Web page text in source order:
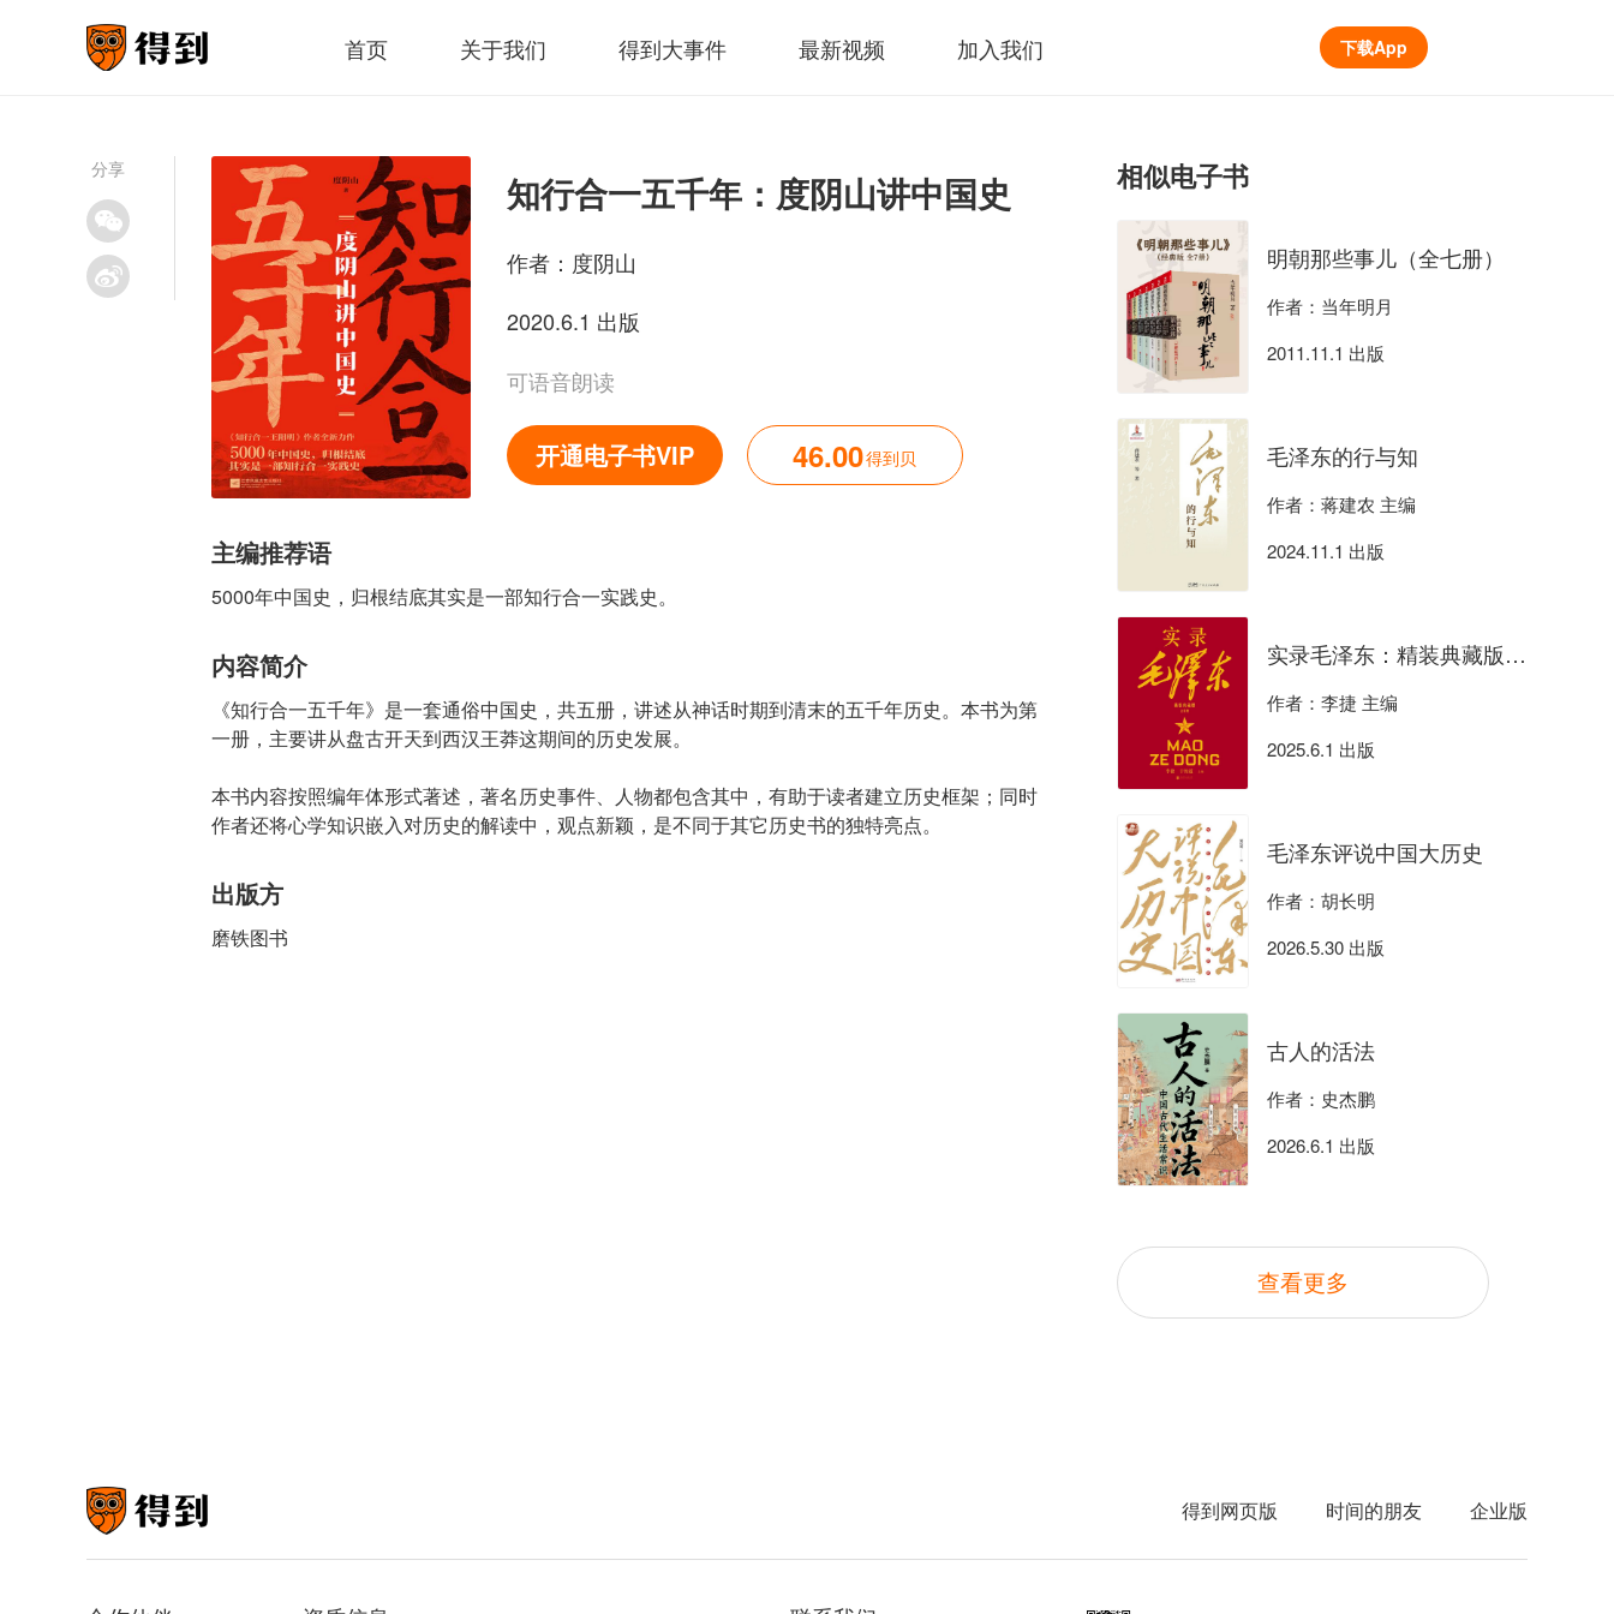
首页 关于我们 得到大事件 最新视频 加入我们 下载App
分享
知行合一五千年：度阴山讲中国史
作者： 度阴山
2020.6.1 出版
可语音朗读
开通电子书VIP 46.00得到贝
主编推荐语
5000年中国史，归根结底其实是一部知行合一实践史。
内容简介
《知行合一五千年》是一套通俗中国史，共五册，讲述从神话时期到清末的五千年历史。本书为第
一册，主要讲从盘古开天到西汉王莽这期间的历史发展。
本书内容按照编年体形式著述，著名历史事件、人物都包含其中，有助于读者建立历史框架；同时
作者还将心学知识嵌入对历史的解读中，观点新颖，是不同于其它历史书的独特亮点。
出版方
磨铁图书
相似电子书
明朝那些事儿（全七册）
作者：当年明月
2011.11.1 出版
毛泽东的行与知
作者：蒋建农 主编
2024.11.1 出版
实录毛泽东：精装典藏版（全四册）
作者：李捷 主编
2025.6.1 出版
毛泽东评说中国大历史
作者：胡长明
2026.5.30 出版
古人的活法
作者：史杰鹏
2026.6.1 出版
查看更多
得到网页版 时间的朋友 企业版